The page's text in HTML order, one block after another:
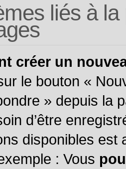
liés à
créer un
le bouton «
» depuis la
d’être
disponibles est
: Vous